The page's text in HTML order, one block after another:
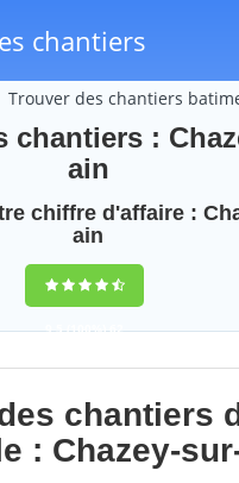
chantiers
Trouver des chantiers
chantiers :
ain
chiffre d'affaire :
ain
9,5(100%)62
votes
chantiers
: Chazey-